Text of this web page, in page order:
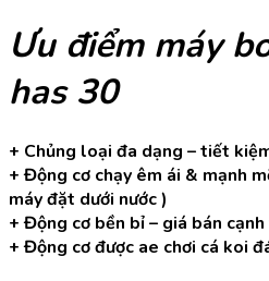
Ưu điểm máy
has 30
+ Chủng loại đa dạng – tiết
+ Động cơ chạy êm ái & mạnh
máy đặt dưới nước )
+ Động cơ bền bỉ – giá bán
+ Động cơ được ae chơi cá koi